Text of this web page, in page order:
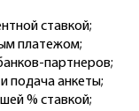
ставкой;
платежом;
партнеров;
подача анкеты;
% ставкой;